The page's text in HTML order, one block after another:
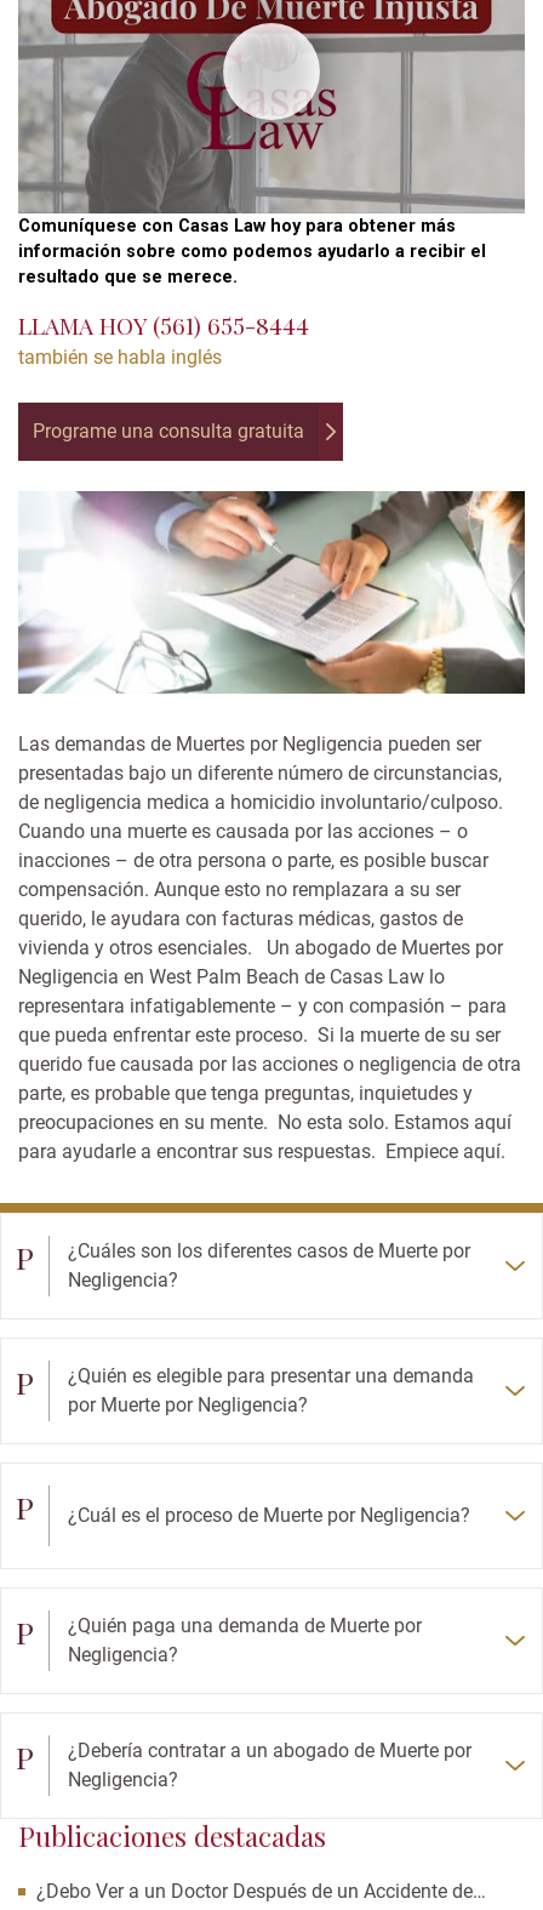
Comuníquese con Casas Law hoy para obtener más
información sobre como podemos ayudarlo a recibir el
resultado que se merece.
LLAMA HOY (561) 655-8444
también se habla inglés
Programe una consulta gratuita
Las demandas de Muertes por Negligencia pueden ser
presentadas bajo un diferente número de circunstancias,
de negligencia medica a homicidio involuntario/culposo.
Cuando una muerte es causada por las acciones – o
inacciones – de otra persona o parte, es posible buscar
compensación. Aunque esto no remplazara a su ser
querido, le ayudara con facturas médicas, gastos de
vivienda y otros esenciales.
Un abogado de Muertes por
Negligencia en West Palm Beach de Casas Law lo
representara infatigablemente – y con compasión – para
que pueda enfrentar este proceso. Si la muerte de su ser
querido fue causada por las acciones o negligencia de otra
parte, es probable que tenga preguntas, inquietudes y
preocupaciones en su mente. No esta solo. Estamos aquí
para ayudarle a encontrar sus respuestas. Empiece aquí.
P
¿Cuáles son los diferentes casos de Muerte por
Negligencia?
P
¿Quién es elegible para presentar una demanda
por Muerte por Negligencia?
P ¿Cuál es el proceso de Muerte por Negligencia?
P
¿Quién paga una demanda de Muerte por
Negligencia?
P
¿Debería contratar a un abogado de Muerte por
Negligencia?
Publicaciones destacadas
¿Debo Ver a un Doctor Después de un Accidente de